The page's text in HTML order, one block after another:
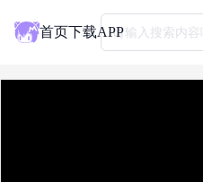
首页下载APP请输入搜索内容